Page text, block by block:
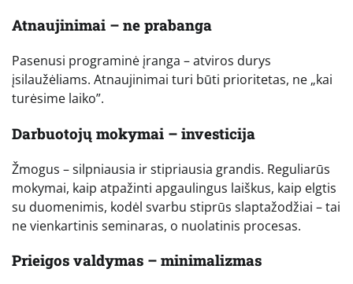
Atnaujinimai – ne prabanga
Pasenusi programinė įranga – atviros durys
įsilaužėliams. Atnaujinimai turi būti prioritetas, ne „kai
turėsime laiko”.
Darbuotojų mokymai – investicija
Žmogus – silpniausia ir stipriausia grandis. Reguliarūs
mokymai, kaip atpažinti apgaulingus laiškus, kaip elgtis
su duomenimis, kodėl svarbu stiprūs slaptažodžiai – tai
ne vienkartinis seminaras, o nuolatinis procesas.
Prieigos valdymas – minimalizmas